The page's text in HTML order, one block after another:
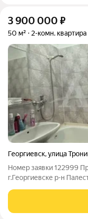
3 900 000 ₽
50 м² 2-комн. квартира
Георгиевск,улица
Номер заявки 122999
г.Георгиевске р-н
изолированные. Вся